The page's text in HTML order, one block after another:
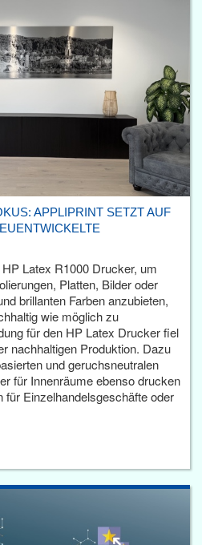
APPLIPRINT SETZT AUF
Latex R1000 Drucker, um
Platten, Bilder oder
brillanten Farben anzubieten,
wie möglich zu
für den HP Latex Drucker fiel
nachhaltigen Produktion. Dazu
und geruchsneutralen
für Innenräume ebenso drucken
für Einzelhandelsgeschäfte oder